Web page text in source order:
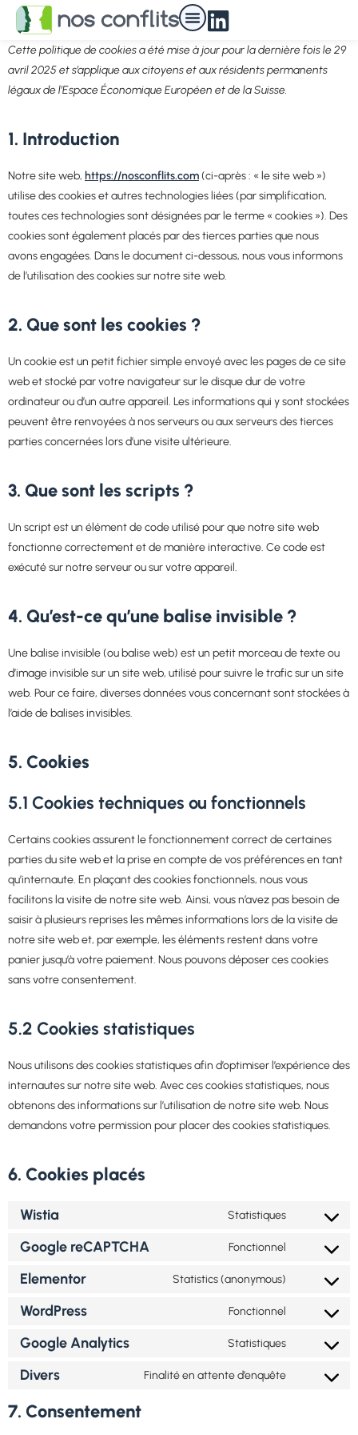
Cette politique de cookies a été mise à jour pour la dernière fois le 29
avril 2025 et s’applique aux citoyens et aux résidents permanents
légaux de l’Espace Économique Européen et de la Suisse.
1. Introduction
Notre site web, https://nosconflits.com(ci-après : « le site web »)
utilise des cookies et autres technologies liées (par simplification,
toutes ces technologies sont désignées par le terme « cookies »). Des
cookies sont également placés par des tierces parties que nous
avons engagées. Dans le document ci-dessous, nous vous informons
de l’utilisation des cookies sur notre site web.
2. Que sont les cookies ?
Un cookie est un petit fichier simple envoyé avec les pages de ce site
web et stocké par votre navigateur sur le disque dur de votre
ordinateur ou d’un autre appareil. Les informations qui y sont stockées
peuvent être renvoyées à nos serveurs ou aux serveurs des tierces
parties concernées lors d’une visite ultérieure.
3. Que sont les scripts ?
Un script est un élément de code utilisé pour que notre site web
fonctionne correctement et de manière interactive. Ce code est
exécuté sur notre serveur ou sur votre appareil.
4. Qu’est-ce qu’une balise invisible ?
Une balise invisible (ou balise web) est un petit morceau de texte ou
d’image invisible sur un site web, utilisé pour suivre le trafic sur un site
web. Pour ce faire, diverses données vous concernant sont stockées à
l’aide de balises invisibles.
5. Cookies
5.1 Cookies techniques ou fonctionnels
Certains cookies assurent le fonctionnement correct de certaines
parties du site web et la prise en compte de vos préférences en tant
qu’internaute. En plaçant des cookies fonctionnels, nous vous
facilitons la visite de notre site web. Ainsi, vous n’avez pas besoin de
saisir à plusieurs reprises les mêmes informations lors de la visite de
notre site web et, par exemple, les éléments restent dans votre
panier jusqu’à votre paiement. Nous pouvons déposer ces cookies
sans votre consentement.
5.2 Cookies statistiques
Nous utilisons des cookies statistiques afin d’optimiser l’expérience des
internautes sur notre site web. Avec ces cookies statistiques, nous
obtenons des informations sur l’utilisation de notre site web. Nous
demandons votre permission pour placer des cookies statistiques.
6. Cookies placés
Wistia Statistiques
Google reCAPTCHA Fonctionnel
Elementor Statistics (anonymous)
WordPress Fonctionnel
Google Analytics Statistiques
Divers Finalité en attente d’enquête
7. Consentement